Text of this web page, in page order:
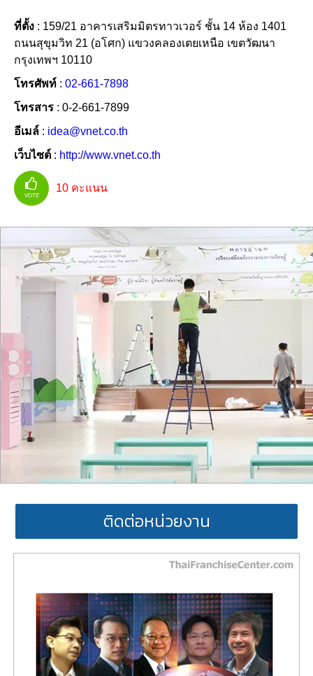
ที่ตั้ง : 159/21 อาคารเสริมมิตรทาวเวอร์ ชั้น 14 ห้อง 1401
ถนนสุขุมวิท 21 (อโศก) แขวงคลองเตยเหนือ เขตวัฒนา
กรุงเทพฯ 10110
โทรศัพท์ : 02-661-7898
โทรสาร : 0-2-661-7899
อีเมล์ : idea@vnet.co.th
เว็บไซต์ : http://www.vnet.co.th
VOTE
10 คะแนน
ติดต่อหน่วยงาน